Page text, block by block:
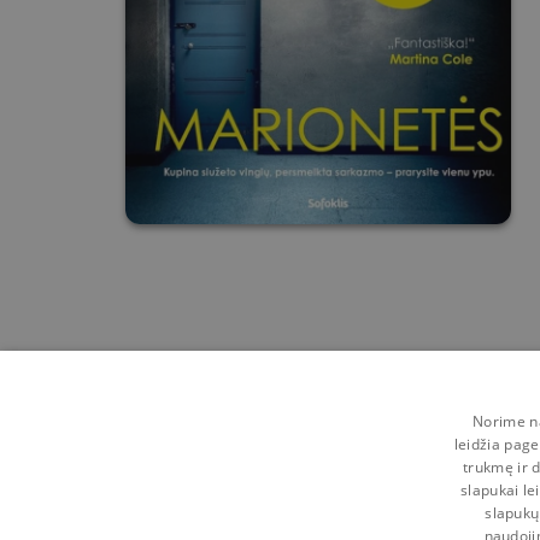
Norime
leidžia
trukmę ir
slapukai